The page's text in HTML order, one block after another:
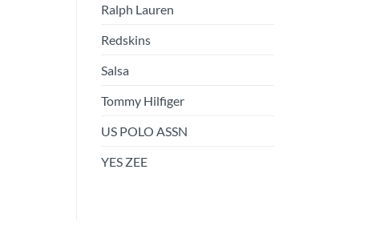
Ralph Lauren
Redskins
Salsa
Tommy Hilfiger
US POLO ASSN
YES ZEE